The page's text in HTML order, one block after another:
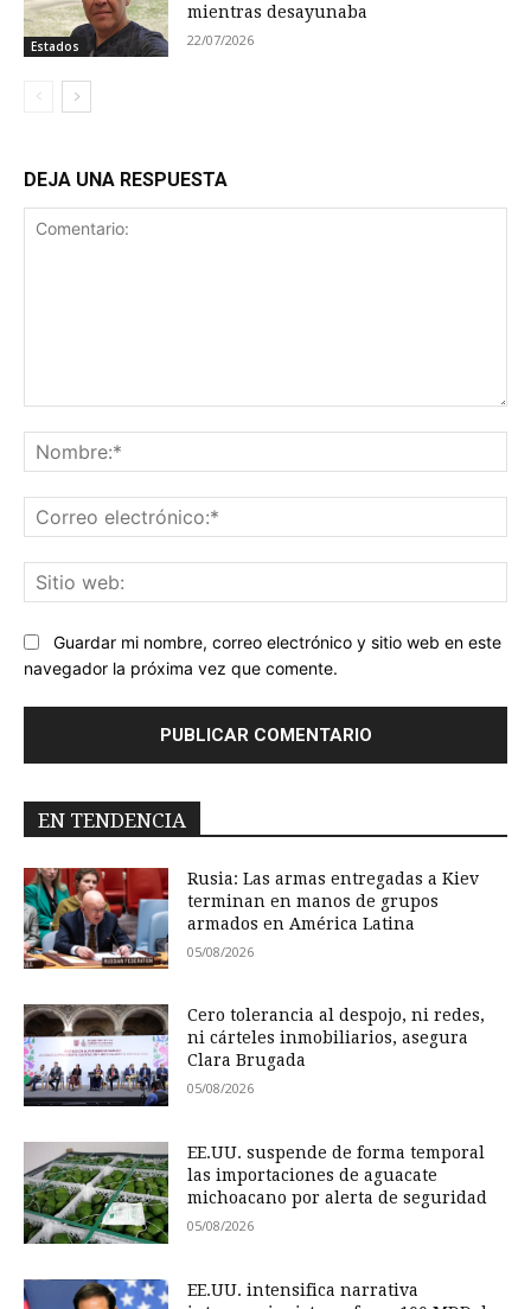
Estados
mientras desayunaba
22/07/2026
DEJA UNA RESPUESTA
Guardar mi nombre, correo electrónico y sitio web en este
navegador la próxima vez que comente.
EN TENDENCIA
Rusia: Las armas entregadas a Kiev
terminan en manos de grupos
armados en América Latina
05/08/2026
Cero tolerancia al despojo, ni redes,
ni cárteles inmobiliarios, asegura
Clara Brugada
05/08/2026
EE.UU. suspende de forma temporal
las importaciones de aguacate
michoacano por alerta de seguridad
05/08/2026
EE.UU. intensifica narrativa